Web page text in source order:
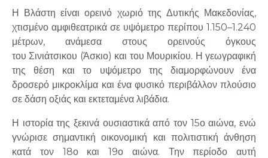
Η Βλάστη είναι ορεινό χωριό της Δυτικής Μακεδονίας,
χτισμένο αμφιθεατρικά σε υψόμετρο περίπου 1.150–1.240
μέτρων, ανάμεσα στους ορεινούς όγκους
τουΣινιάτσικου (Άσκιο) και του Μουρικίου. Η γεωγραφική
της θέση και το υψόμετρο της διαμορφώνουν ένα
δροσερό μικροκλίμα και ένα φυσικό περιβάλλον πλούσιο
σε δάση οξιάς και εκτεταμένα λιβάδια.
Η ιστορία της ξεκινά ουσιαστικά από τον 15ο αιώνα, ενώ
γνώρισε σημαντική οικονομική και πολιτιστική άνθηση
κατά τον 18ο και 19ο αιώνα. Την περίοδο αυτή